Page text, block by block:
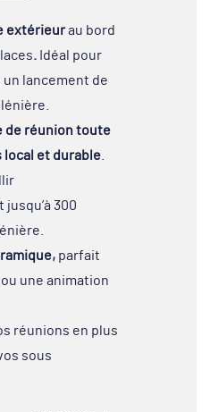
extérieurau bord
. Idéal pour
lancement de
de réunion toute
local et durable.
300
parfait
une animation
réunions en plus
sous